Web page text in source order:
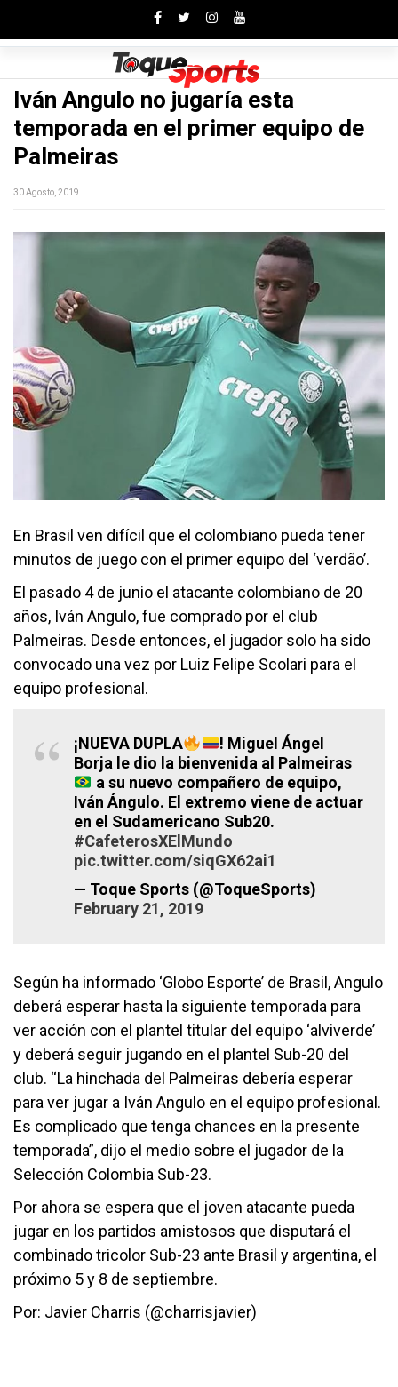
Iván Angulo no jugaría esta
temporada en el primer equipo de
Palmeiras
30 Agosto, 2019
En Brasil ven difícil que el colombiano pueda tener
minutos de juego con el primer equipo del ‘verdão’.
El pasado 4 de junio el atacante colombiano de 20
años, Iván Angulo, fue comprado por el club
Palmeiras. Desde entonces, el jugador solo ha sido
convocado una vez por Luiz Felipe Scolari para el
equipo profesional.
¡NUEVA DUPLA
! Miguel Ángel
Borja le dio la bienvenida al Palmeiras
a su nuevo compañero de equipo,
Iván Ángulo. El extremo viene de actuar
en el Sudamericano Sub20.
#CafeterosXElMundo
pic.twitter.com/siqGX62ai1
— Toque Sports (@ToqueSports)
February 21, 2019
Según ha informado ‘Globo Esporte’ de Brasil, Angulo
deberá esperar hasta la siguiente temporada para
ver acción con el plantel titular del equipo ‘alviverde’
y deberá seguir jugando en el plantel Sub-20 del
club. “La hinchada del Palmeiras debería esperar
para ver jugar a Iván Angulo en el equipo profesional.
Es complicado que tenga chances en la presente
temporada”, dijo el medio sobre el jugador de la
Selección Colombia Sub-23.
Por ahora se espera que el joven atacante pueda
jugar en los partidos amistosos que disputará el
combinado tricolor Sub-23 ante Brasil y argentina, el
próximo 5 y 8 de septiembre.
Por: Javier Charris (@charrisjavier)